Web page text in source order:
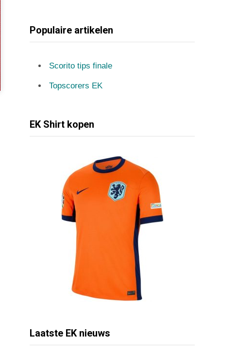
Populaire artikelen
Scorito tips finale
Topscorers EK
EK Shirt kopen
Laatste EK nieuws